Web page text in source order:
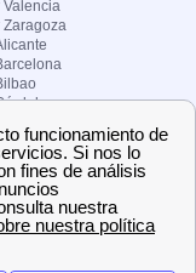
Valencia
Zaragoza